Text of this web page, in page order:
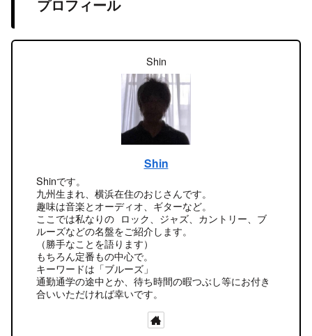
プロフィール
Shin
Shin
Shinです。
九州生まれ、横浜在住のおじさんです。
趣味は音楽とオーディオ、ギターなど。
ここでは私なりの ロック、ジャズ、カントリー、ブ
ルーズなどの名盤をご紹介します。
（勝手なことを語ります）
もちろん定番もの中心で。
キーワードは「ブルーズ」
通勤通学の途中とか、待ち時間の暇つぶし等にお付き
合いいただければ幸いです。